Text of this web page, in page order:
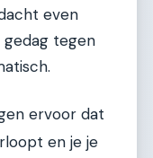
even
gedag tegen
ervoor dat
en je je